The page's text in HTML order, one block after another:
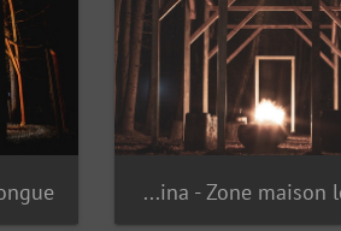
Onhwa' Lumina - Zone maison longue